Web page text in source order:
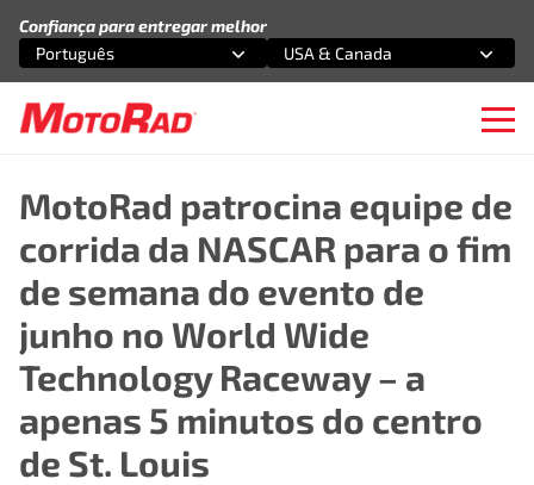
Confiança para entregar melhor
Selecione uma opção
Português
Selecione uma opção
USA & Canada
MotoRad patrocina equipe de
corrida da NASCAR para o fim
de semana do evento de
junho no World Wide
Technology Raceway – a
apenas 5 minutos do centro
de St. Louis